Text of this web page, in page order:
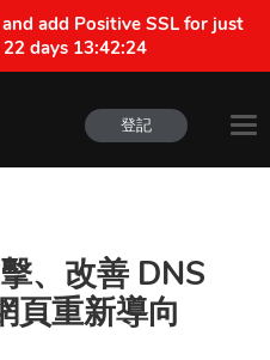
add Positive SSL for just
22 days 13:42:23
登記
、改善 DNS
頁重新導向